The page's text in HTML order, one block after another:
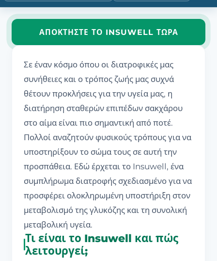
ΑΠΟΚΤΉΣΤΕ ΤΟ INSUWELL ΤΏΡΑ
Σε έναν κόσμο όπου οι διατροφικές μας
συνήθειες και ο τρόπος ζωής μας συχνά
θέτουν προκλήσεις για την υγεία μας, η
διατήρηση σταθερών επιπέδων σακχάρου
στο αίμα είναι πιο σημαντική από ποτέ.
Πολλοί αναζητούν φυσικούς τρόπους για να
υποστηρίξουν το σώμα τους σε αυτή την
προσπάθεια. Εδώ έρχεται το Insuwell, ένα
συμπλήρωμα διατροφής σχεδιασμένο για να
προσφέρει ολοκληρωμένη υποστήριξη στον
μεταβολισμό της γλυκόζης και τη συνολική
μεταβολική υγεία.
Τι είναι το Insuwell και πώς
λειτουργεί;